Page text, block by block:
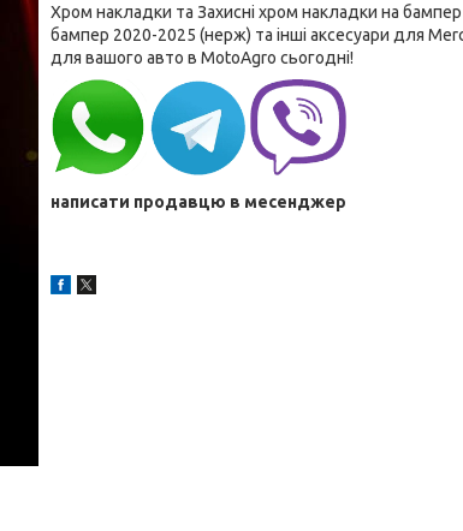
Хром накладки та Захисні хром накладки на
бампер 2020-2025 (нерж) та інші аксесуари для
для вашого авто в MotoAgro сьогодні!
написати продавцю в месенджер